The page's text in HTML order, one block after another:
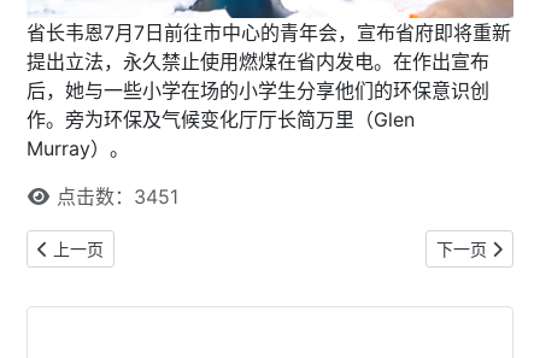
省长韦恩7月7日前往市中心的青年会，宣布省府即将重新
提出立法，永久禁止使用燃煤在省内发电。在作出宣布
后，她与一些小学在场的小学生分享他们的环保意识创
作。旁为环保及气候变化厅厅长简万里（Glen
Murray）。
点击数：3451
上一篇文章: 重提日托服务现代化法案 安省将加强监察增加名额
上一页 下一篇文章:
下一页